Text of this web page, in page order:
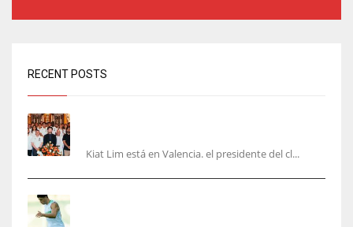
RECENT POSTS
Kiat Lim está en Valencia. el presidente del cl...